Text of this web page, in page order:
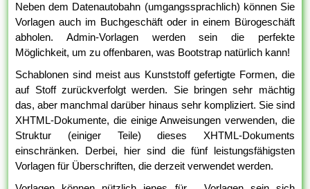
Neben dem Datenautobahn (umgangssprachlich) können Sie
Vorlagen auch im Buchgeschäft oder in einem Bürogeschäft
abholen. Admin-Vorlagen werden sein die perfekte
Möglichkeit, um zu offenbaren, was Bootstrap natürlich kann!
Schablonen sind meist aus Kunststoff gefertigte Formen, die
auf Stoff zurückverfolgt werden. Sie bringen sehr mächtig
das, aber manchmal darüber hinaus sehr kompliziert. Sie sind
XHTML-Dokumente, die einige Anweisungen verwenden, die
Struktur (einiger Teile) dieses XHTML-Dokuments
einschränken. Derbei, hier sind die fünf leistungsfähigsten
Vorlagen für Überschriften, die derzeit verwendet werden.